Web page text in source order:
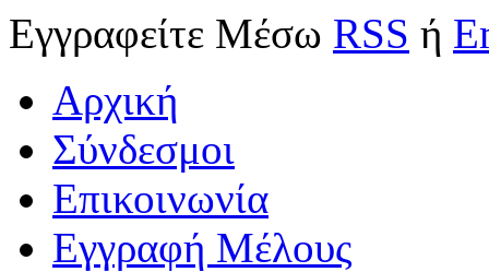
Εγγραφείτε Μέσω RSS ή
Αρχική
Σύνδεσμοι
Επικοινωνία
Εγγραφή Μέλους